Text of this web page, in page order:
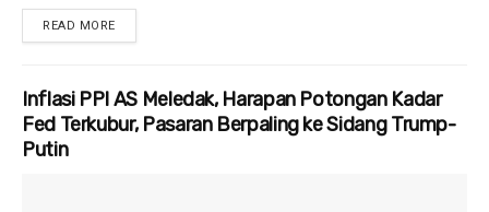
READ MORE
Inflasi PPI AS Meledak, Harapan Potongan Kadar
Fed Terkubur, Pasaran Berpaling ke Sidang Trump-
Putin